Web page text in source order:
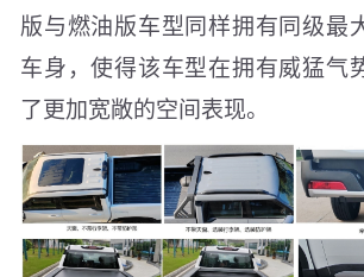
版与燃油版车型同样拥有同级最
车身，使得该车型在拥有威猛气
了更加宽敞的空间表现。